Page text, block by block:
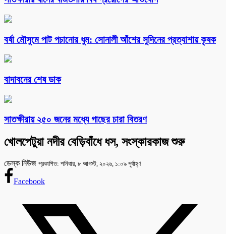
বর্ষা মৌসুমে পাট পচানোর ধুম: সোনালী আঁশের সুদিনের প্রত্যাশায় কৃষক
বাদাবনের শেষ ডাক
সাতক্ষীরায় ২৫০ জনের মধ্যে গাছের চারা বিতরণ
খোলপেটুয়া নদীর বেড়িবাঁধে ধস, সংস্কারকাজ শুরু
ডেস্ক নিউজ প্রকাশিত: শনিবার, ৮ আগস্ট, ২০২৬, ১:০৯ পূর্বাহ্ণ
Facebook